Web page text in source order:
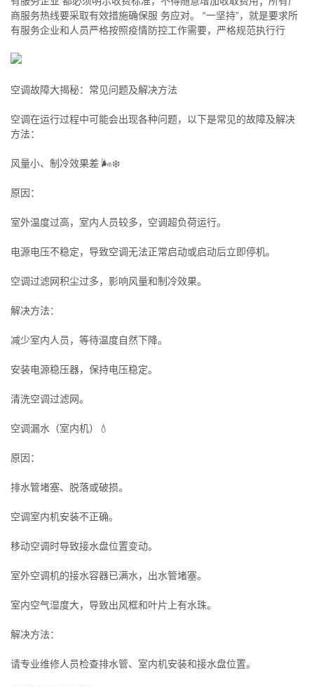
商服务热线要采取有效措施确保服 务应对。 “一坚持”，就是要求所
有服务企业和人员严格按照疫情防控工作需要，严格规范执行行
空调故障大揭秘：常见问题及解决方法
空调在运行过程中可能会出现各种问题，以下是常见的故障及解决
方法：
风量小、制冷效果差 🌬️❄️
原因：
室外温度过高，室内人员较多，空调超负荷运行。
电源电压不稳定，导致空调无法正常启动或启动后立即停机。
空调过滤网积尘过多，影响风量和制冷效果。
解决方法：
减少室内人员，等待温度自然下降。
安装电源稳压器，保持电压稳定。
清洗空调过滤网。
空调漏水（室内机）💧
原因：
排水管堵塞、脱落或破损。
空调室内机安装不正确。
移动空调时导致接水盘位置变动。
室外空调机的接水容器已满水，出水管堵塞。
室内空气湿度大，导致出风框和叶片上有水珠。
解决方法：
请专业维修人员检查排水管、室内机安装和接水盘位置。